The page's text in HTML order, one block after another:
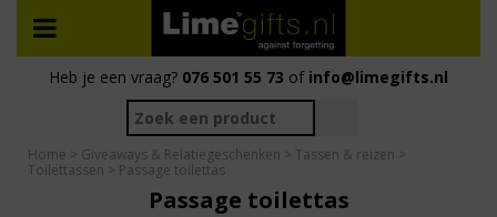
Heb je een vraag? 076 501 55 73 of info@limegifts.nl
Home > Giveaways & Relatiegeschenken > Tassen & reizen >
Toilettassen > Passage toilettas
Passage toilettas